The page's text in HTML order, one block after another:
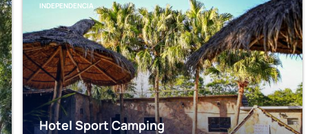
INDEPENDENCIA
Hotel Sport Camping